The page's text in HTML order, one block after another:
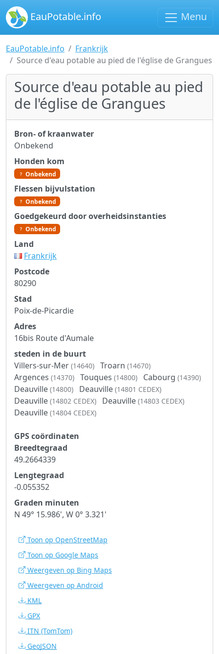
EauPotable.info Menu
EauPotable.info
Frankrijk
Source d'eau potable au pied de l'église de Grangues
Source d'eau potable au pied
de l'église de Grangues
Bron- of kraanwater
Onbekend
Honden kom
Onbekend
Flessen bijvulstation
Onbekend
Goedgekeurd door overheidsinstanties
Onbekend
Land
Frankrijk
Postcode
80290
Stad
Poix-de-Picardie
Adres
16bis Route d'Aumale
steden in de buurt
Villers-sur-Mer (14640) Troarn (14670)
Argences (14370) Touques (14800) Cabourg (14390)
Deauville (14800) Deauville (14801 CEDEX)
Deauville (14802 CEDEX) Deauville (14803 CEDEX)
Deauville (14804 CEDEX)
GPS coördinaten
Breedtegraad
49.2664339
Lengtegraad
-0.055352
Graden minuten
N 49° 15.986', W 0° 3.321'
Toon op OpenStreetMap
Toon op Google Maps
Weergeven op Bing Maps
Weergeven op Android
KML
GPX
ITN (TomTom)
GeoJSON